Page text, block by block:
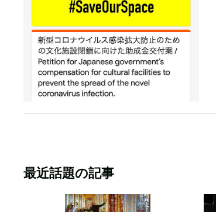
最近話題の記事